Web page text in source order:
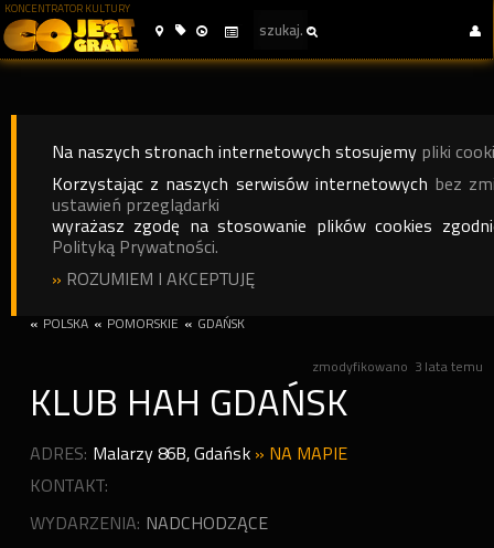
KONCENTRATOR KULTURY
Na naszych stronach internetowych stosujemy pliki
Korzystając z naszych serwisów internetowych bez
ustawień przeglądarki
wyrażasz zgodę na stosowanie plików cookies
Polityką Prywatności.
» ROZUMIEM I AKCEPTUJĘ
« POLSKA « POMORSKIE « GDAŃSK
zmodyfikowano 3 lata temu
KLUB HAH GDAŃSK
ADRES: Malarzy 86B,Gdańsk » NA MAPIE
KONTAKT:
WYDARZENIA: NADCHODZĄCE